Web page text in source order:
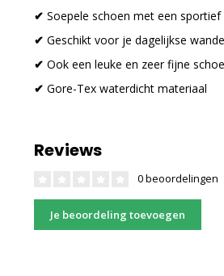
✔ Soepele schoen met een
✔ Geschikt voor je dagelijkse
✔ Ook een leuke en zeer fijne
✔ Gore-Tex waterdicht materiaal
Reviews
0 beoordelingen
Je beoordeling toevoegen